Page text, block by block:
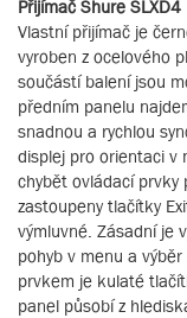
Přijímač Shure SLXD4
Vlastní přijímač je
vyroben z ocelového
součástí balení jsou
předním panelu
snadnou a rychlou
displej pro orientaci v
chybět ovládací prvky
zastoupeny tlačítky
výmluvné. Zásadní je
pohyb v menu a
prvkem je kulaté
panel působí z